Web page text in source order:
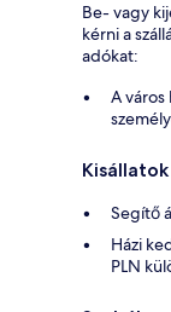
Be- vagy
kérni a
adókat:
A
Kisállatok
Segítő
Házi
PLN